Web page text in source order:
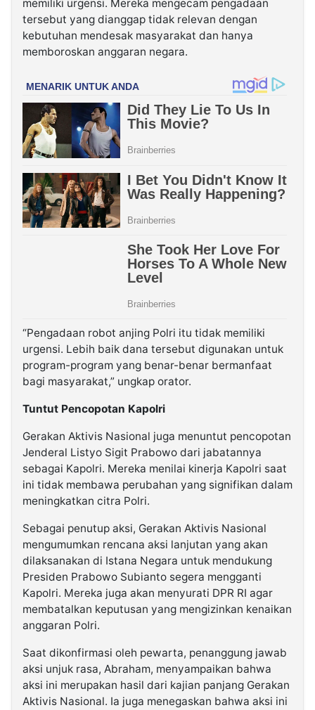
memiliki urgensi. Mereka mengecam pengadaan
tersebut yang dianggap tidak relevan dengan
kebutuhan mendesak masyarakat dan hanya
memboroskan anggaran negara.
“Pengadaan robot anjing Polri itu tidak memiliki
urgensi. Lebih baik dana tersebut digunakan untuk
program-program yang benar-benar bermanfaat
bagi masyarakat,” ungkap orator.
Tuntut Pencopotan Kapolri
Gerakan Aktivis Nasional juga menuntut pencopotan
Jenderal Listyo Sigit Prabowo dari jabatannya
sebagai Kapolri. Mereka menilai kinerja Kapolri saat
ini tidak membawa perubahan yang signifikan dalam
meningkatkan citra Polri.
Sebagai penutup aksi, Gerakan Aktivis Nasional
mengumumkan rencana aksi lanjutan yang akan
dilaksanakan di Istana Negara untuk mendukung
Presiden Prabowo Subianto segera mengganti
Kapolri. Mereka juga akan menyurati DPR RI agar
membatalkan keputusan yang mengizinkan kenaikan
anggaran Polri.
Saat dikonfirmasi oleh pewarta, penanggung jawab
aksi unjuk rasa, Abraham, menyampaikan bahwa
aksi ini merupakan hasil dari kajian panjang Gerakan
Aktivis Nasional. Ia juga menegaskan bahwa aksi ini